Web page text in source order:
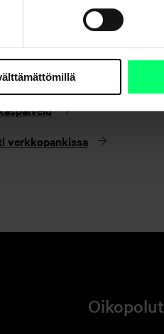
etsimääsi?
verkkopankissa
Oikopolut